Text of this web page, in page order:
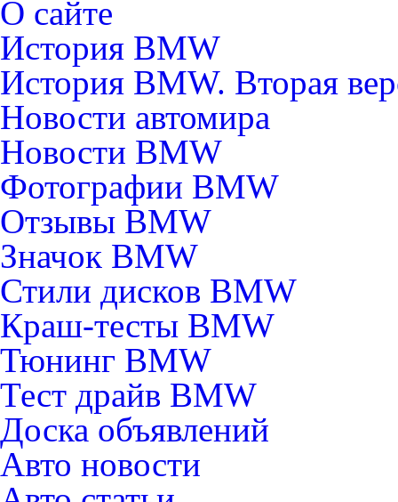
О сайте
История BMW
История BMW. Вторая
Новости автомира
Новости BMW
Фотографии BMW
Отзывы BMW
Значок BMW
Стили дисков BMW
Краш-тесты BMW
Тюнинг BMW
Тест драйв BMW
Доска объявлений
Авто новости